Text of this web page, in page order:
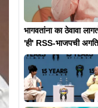
भागवतांना का ठेवावा
'ही' RSS-भाजपची